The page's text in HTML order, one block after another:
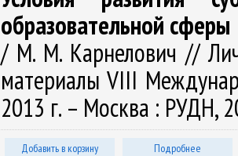
образовательной сферы
/ М. М. Карнелович //
материалы VIII
2013 г. – Москва : РУДН,
Добавить в корзину Подробнее